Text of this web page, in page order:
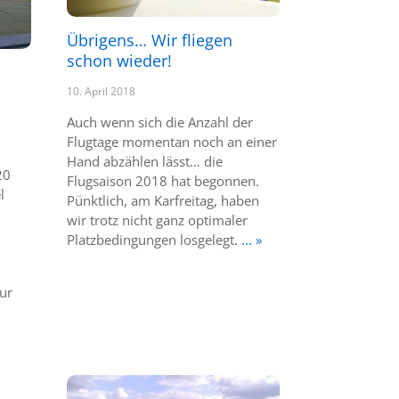
Übrigens… Wir fliegen
schon wieder!
10. April 2018
Auch wenn sich die Anzahl der
Flugtage momentan noch an einer
Hand abzählen lässt… die
Flugsaison 2018 hat begonnen.
Pünktlich, am Karfreitag, haben
wir trotz nicht ganz optimaler
Platzbedingungen losgelegt. ... »